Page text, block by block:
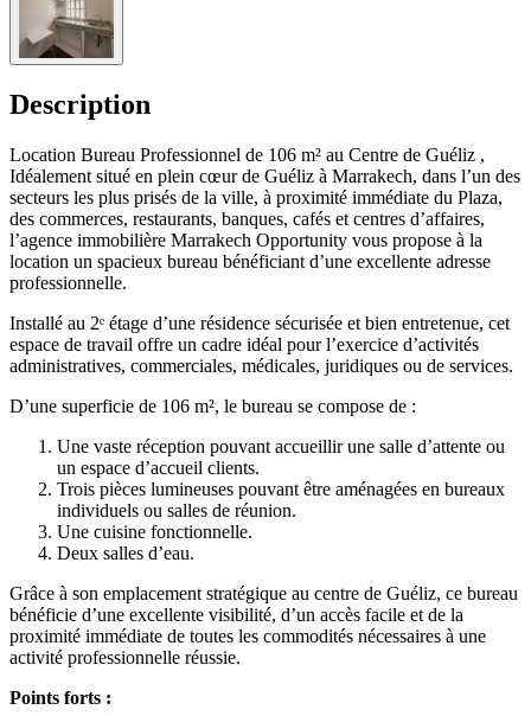
Description
Location Bureau Professionnel de 106 m² au Centre de Guéliz ,
Idéalement situé en plein cœur de Guéliz à Marrakech, dans l’un des
secteurs les plus prisés de la ville, à proximité immédiate du Plaza,
des commerces, restaurants, banques, cafés et centres d’affaires,
l’agence immobilière Marrakech Opportunity vous propose à la
location un spacieux bureau bénéficiant d’une excellente adresse
professionnelle.
Installé au 2ᵉ étage d’une résidence sécurisée et bien entretenue, cet
espace de travail offre un cadre idéal pour l’exercice d’activités
administratives, commerciales, médicales, juridiques ou de services.
D’une superficie de 106 m², le bureau se compose de :
Une vaste réception pouvant accueillir une salle d’attente ou
un espace d’accueil clients.
Trois pièces lumineuses pouvant être aménagées en bureaux
individuels ou salles de réunion.
Une cuisine fonctionnelle.
Deux salles d’eau.
Grâce à son emplacement stratégique au centre de Guéliz, ce bureau
bénéficie d’une excellente visibilité, d’un accès facile et de la
proximité immédiate de toutes les commodités nécessaires à une
activité professionnelle réussie.
Points forts :